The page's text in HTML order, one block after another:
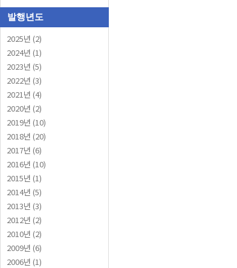
발행년도
2025년 (2)
2024년 (1)
2023년 (5)
2022년 (3)
2021년 (4)
2020년 (2)
2019년 (10)
2018년 (20)
2017년 (6)
2016년 (10)
2015년 (1)
2014년 (5)
2013년 (3)
2012년 (2)
2010년 (2)
2009년 (6)
2006년 (1)